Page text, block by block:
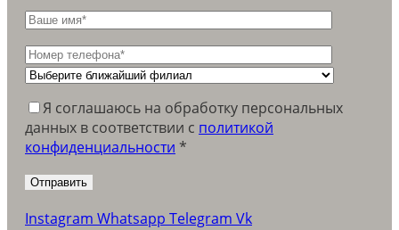
Я соглашаюсь на обработку персональных
данных в соответствии c политикой
конфиденциальности *
Instagram Whatsapp Telegram Vk